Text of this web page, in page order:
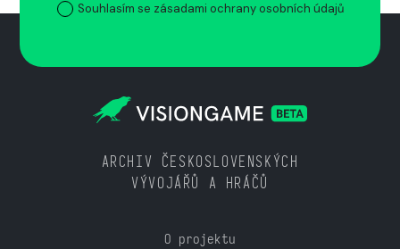
Souhlasím se zásadami ochrany osobních údajů
ARCHIV ČESKOSLOVENSKÝCH
VÝVOJÁŘŮ A HRÁČŮ
O projektu